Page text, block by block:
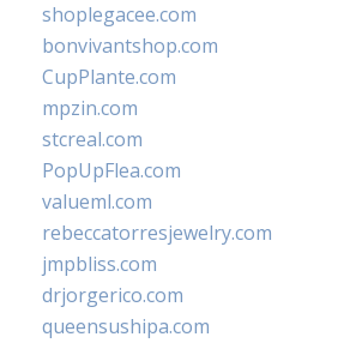
shoplegacee.com
bonvivantshop.com
CupPlante.com
mpzin.com
stcreal.com
PopUpFlea.com
valueml.com
rebeccatorresjewelry.com
jmpbliss.com
drjorgerico.com
queensushipa.com